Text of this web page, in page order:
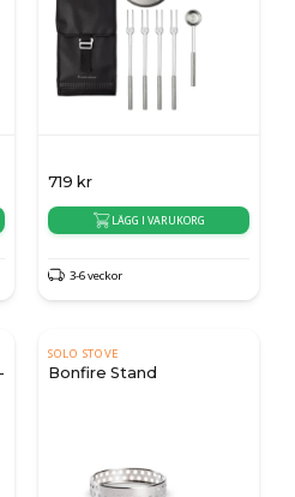
719 kr
LÄGG I VARUKORG
3-6 veckor
SOLO STOVE
Bonfire Stand